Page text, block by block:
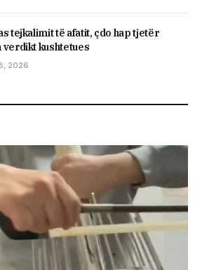
tejkalimit të afatit, çdo hap tjetër
verdikt kushtetues
2026